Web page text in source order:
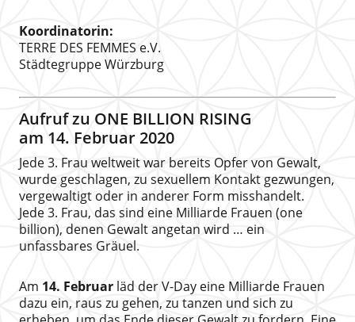
Koordinatorin:
TERRE DES FEMMES e.V.
Städtegruppe Würzburg
Aufruf zu ONE BILLION RISING
am 14. Februar 2020
Jede 3. Frau weltweit war bereits Opfer von Gewalt,
wurde geschlagen, zu sexuellem Kontakt gezwungen,
vergewaltigt oder in anderer Form misshandelt.
Jede 3. Frau, das sind eine Milliarde Frauen (one
billion), denen Gewalt angetan wird … ein
unfassbares Gräuel.
Am 14. Februar läd der V-Day eine Milliarde Frauen
dazu ein, raus zu gehen, zu tanzen und sich zu